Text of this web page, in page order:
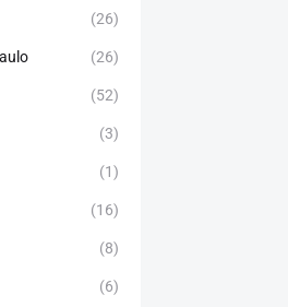
(26)
(26)
(52)
(3)
(1)
(16)
(8)
(6)